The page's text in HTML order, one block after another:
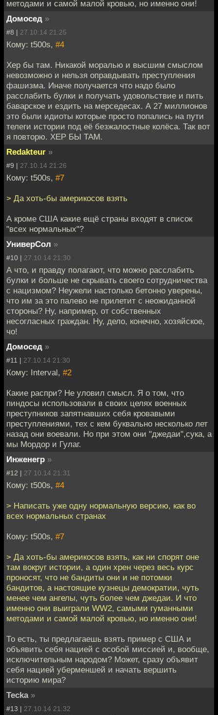
методами и самой малой кровью, но именно они!
Домосед »
#8 | 27.10.14 21:25
Кому: t500s, #4
Хер бы там. Никакой моралью и высшим смыслом
невозможно и нельзя оправдывать преступления
фашизма. Иначе получается что надо было
расслабить булки и получать удовольствие и пить
баварское и ездить на мерседесах. А 27 миллионов
это были идиоты которые просто попались на пути
телеги истории под её безжалостные колёса. Так вот
я повторю. ХЕР БЫ ТАМ.
Redakteur »
#9 | 27.10.14 21:26
Кому: t500s, #7
> Да хоть-бы америкосов взять
А кроме США какие ещё страны входят в список
"всех нормальных"?
УниверСол »
#10 | 27.10.14 21:30
А что, и правду полагают, что можно расслабить
булки и больше не скрывать своего сотрудничества
с нацизмом? Неужели настолько бетонно уверены,
что им за это палево не прилетит с неожиданной
стороны? Ну, например, от собственных
несогласных граждан. Ну, дело, конечно, хозяйское,
чо!
Домосед »
#11 | 27.10.14 21:30
Кому: Interval, #2
Какие распри? Не уловил смысл. Я о том, что
пиндосы использовали в своих целях военных
преступников запятнавших себя кровавыми
преступлениями, тех с кем буквально несколько лет
назад они воевали. Но при этом они "джедаи",сука, а
мы Мордор и Гулаг.
Инженегр »
#12 | 27.10.14 21:31
Кому: t500s, #4
> Написать уже одну нормальную версию, как во
всех нормальных странах
Кому: t500s, #7
> Да хоть-бы америкосов взять, как ни спорят оне
там вокруг истории, а один хрен через весь курс
проносят, что не бандиты они и не потомки
бандитов, а настоящие кузнецы демократии, чуть
менее чем ангелы, чуть более чем джедаи. И что
именно они выиграли WW2, самыми гуманными
методами и самой малой кровью, но именно они!
То есть, ты предлагаешь взять пример с США и
объявить себя нацией с особой миссией и, вообще,
исключительным народом? Может, сразу объявит
себя нацией уберменшей и начать вершить
историю мира?
Tecka »
#13 | 27.10.14 21:32